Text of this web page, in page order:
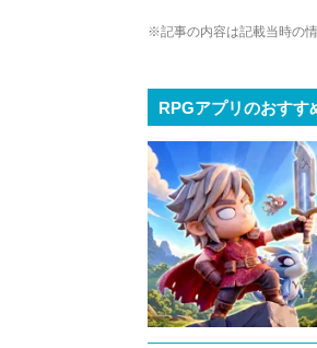
や専門知識の
※記事の内容は記載当時の
RPGアプリのおすす